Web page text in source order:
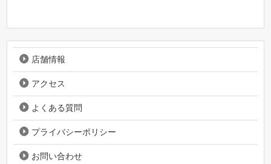
店舗情報
アクセス
よくある質問
プライバシーポリシー
お問い合わせ